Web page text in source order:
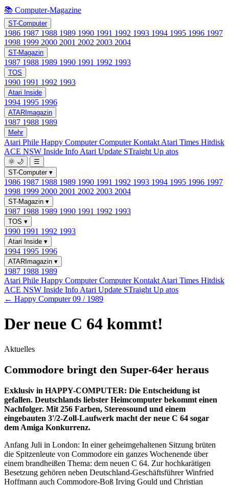
📚 Computer-Magazine
ST-Computer
1986 1987 1988 1989 1990 1991 1992 1993 1994 1995 1996 1997
1998 1999 2000 2001 2002 2003 2004
ST-Magazin
1987 1988 1989 1990 1991 1992 1993
TOS
1990 1991 1992 1993
Atari Inside
1994 1995 1996
ATARImagazin
1987 1988 1989
Mehr
Atari Phile Happy ComputerComputer Kontakt Atari Times Hitdisk
ACE NSW Inside Info Atari Update STraight Up atos
🌞 🌙
☰
ST-Computer ▾
1986 1987 1988 1989 1990 1991 1992 1993 1994 1995 1996 1997
1998 1999 2000 2001 2002 2003 2004
ST-Magazin ▾
1987 1988 1989 1990 1991 1992 1993
TOS ▾
1990 1991 1992 1993
Atari Inside ▾
1994 1995 1996
ATARImagazin ▾
1987 1988 1989
Atari Phile Happy ComputerComputer Kontakt Atari Times Hitdisk
ACE NSW Inside Info Atari Update STraight Up atos
← Happy Computer 09 / 1989
Der neue C 64 kommt!
Aktuelles
Commodore bringt den Super-64er heraus
Exklusiv in HAPPY-COMPUTER: Die Entscheidung ist
gefallen. Deutschlands liebster Heimcomputer bekommt einen
Nachfolger. Mit 256 Farben, Stereosound und einem
eingebauten 3'/2-Zoll-Laufwerk macht der neue C 64 sogar
dem Amiga Konkurrenz.
Anfang Juli in London: In einer geheimgehaltenen Sitzung brüten
die Spitzenleute von Commodore ein ganzes Wochenende über
einem brandheißen Thema: dem neuen C 64. Zur hochkarätigen
Besetzung gehören neben Deutschland-Geschäftsführer Winfried
Hoffmann auch Commodore-Boß Irving Gould und Christian